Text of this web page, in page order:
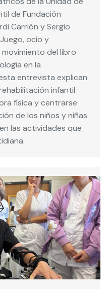
de Fundación
Carrión y Sergio
ocio y
del libro
en la
entrevista explican
infantil
física y centrarse
de los niños y niñas
las actividades que